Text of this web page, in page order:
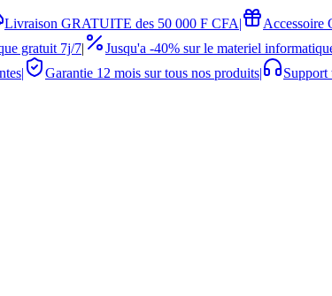
Livraison GRATUITE des 50 000 F CFA| Accessoire
gratuit 7j/7| Jusqu'a -40% sur le materiel
| Garantie 12 mois sur tous nos produits| Support